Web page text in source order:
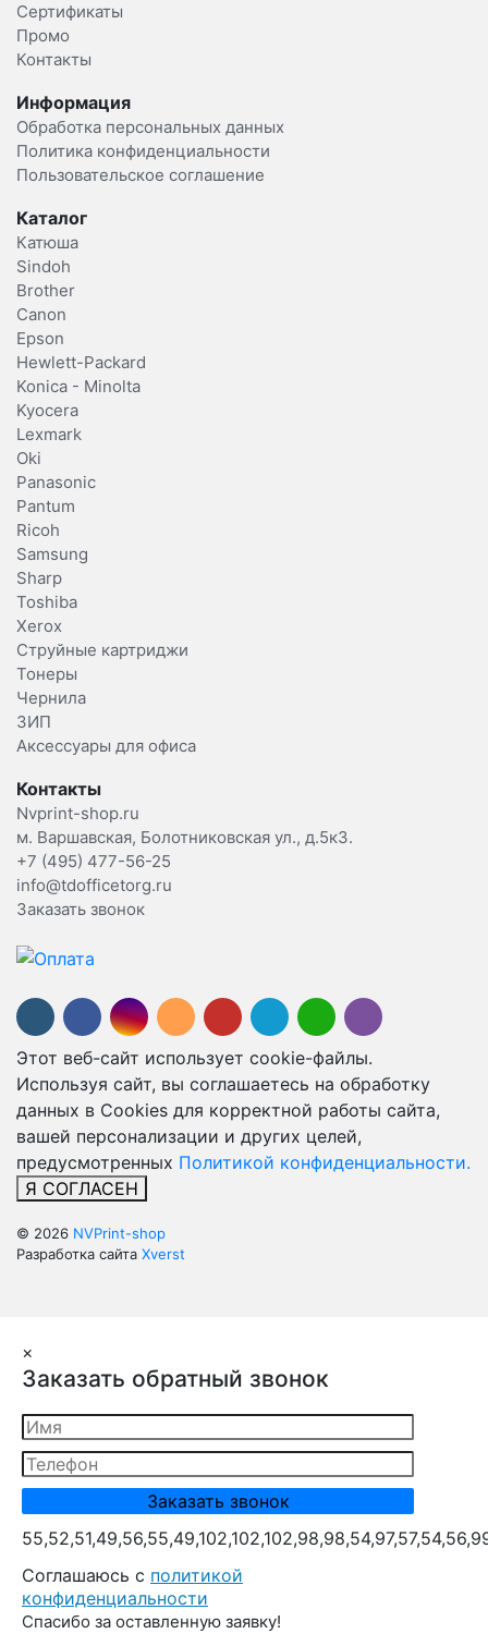
Сертификаты
Промо
Контакты
Информация
Обработка персональных данных
Политика конфиденциальности
Пользовательское соглашение
Каталог
Катюша
Sindoh
Brother
Canon
Epson
Hewlett-Packard
Konica - Minolta
Kyocera
Lexmark
Oki
Panasonic
Pantum
Ricoh
Samsung
Sharp
Toshiba
Xerox
Струйные картриджи
Тонеры
Чернила
ЗИП
Аксессуары для офиса
Контакты
Nvprint-shop.ru
м. Варшавская, Болотниковская ул., д.5к3.
+7 (495) 477-56-25
info@tdofficetorg.ru
Заказать звонок
Этот веб-сайт использует cookie-файлы.
Используя сайт, вы соглашаетесь на обработку
данных в Cookies для корректной работы сайта,
вашей персонализации и других целей,
предусмотренных Политикой конфиденциальности.
Я СОГЛАСЕН
© 2026 NVPrint-shop
Разработка сайта Xverst
×
Заказать обратный звонок
Cоглашаюсь с политикой
конфиденциальности
Спасибо за оставленную заявку!